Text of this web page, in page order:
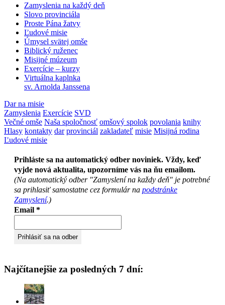
Zamyslenia na každý deň
Slovo provinciála
Proste Pána žatvy
Ľudové misie
Úmysel svätej omše
Biblický ruženec
Misijné múzeum
Exercície – kurzy
Virtuálna kaplnka
sv. Arnolda Janssena
Dar na misie
Zamyslenia Exercície SVD
Večné omše Naša spoločnosť omšový spolok povolania knihy
Hlasy kontakty dar provinciál zakladateľ misie Misijná rodina
Ľudové misie
Prihláste sa na automatický odber noviniek. Vždy, keď
vyjde nová aktualita, upozorníme vás na ňu emailom.
(Na automatický odber "Zamyslení na každy deň" je potrebné
sa prihlasiť samostatne cez formulár na podstránke
Zamyslení.)
Email *
Najčítanejšie za posledných 7 dní: